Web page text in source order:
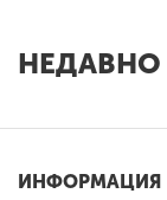
ИНФОРМАЦИЯ